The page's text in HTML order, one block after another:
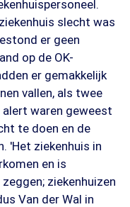
slecht was
er geen
op de OK-
er gemakkelijk
vallen, als twee
waren geweest
te doen en de
'Het ziekenhuis in
en is
ziekenhuizen
Van der Wal in